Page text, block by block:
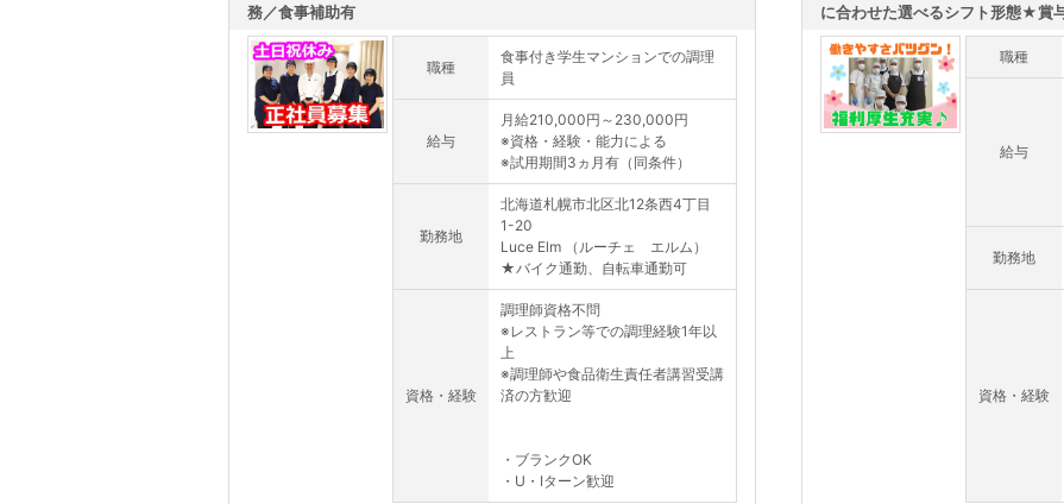
務／食事補助有
職種
食事付き学生マンションでの調理
員
給与
月給210,000円～230,000円
※資格・経験・能力による
※試用期間3ヵ月有（同条件）
勤務地
北海道札幌市北区北12条西4丁目
1-20
Luce Elm （ルーチェ エルム）
★バイク通勤、自転車通勤可
資格・経験
調理師資格不問
※レストラン等での調理経験1年以
上
※調理師や食品衛生責任者講習受講
済の方歓迎
・ブランクOK
・U・Iターン歓迎
に合わせた選べるシフト形態★賞
職種
給与
勤務地
資格・経験